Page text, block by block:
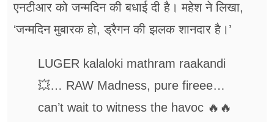
एनटीआर को जन्मदिन की बधाई दी है। महेश ने लिखा,
‘जन्मदिन मुबारक हो, ड्रैगन की झलक शानदार है।’
LUGER kalaloki mathram raakandi
💥… RAW Madness, pure fireee…
can’t wait to witness the havoc 🔥🔥